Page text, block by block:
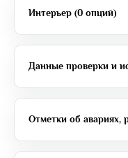
Интерьер (0 опций)
Данные проверки и
Отметки об авариях,